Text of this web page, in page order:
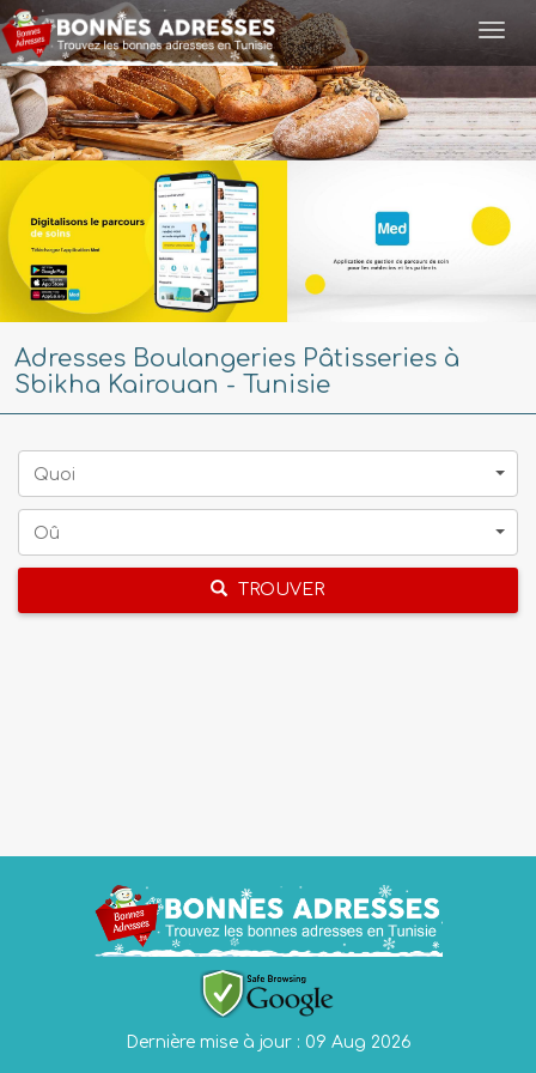
Adresses Boulangeries Pâtisseries à
Sbikha Kairouan - Tunisie
Quoi
Oû
TROUVER
Dernière mise à jour : 09 Aug 2026